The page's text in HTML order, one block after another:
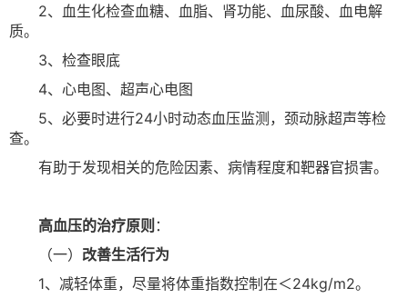
2、血生化检查血糖、血脂、肾功能、血尿酸、血电解
质。
3、检查眼底
4、心电图、超声心电图
5、必要时进行24小时动态血压监测，颈动脉超声等检
查。
有助于发现相关的危险因素、病情程度和靶器官损害。
高血压的治疗原则 ：
（一） 改善生活行为
1、减轻体重，尽量将体重指数控制在＜24kg/m2。